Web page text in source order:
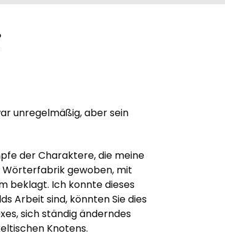
unregelmäßig, aber sein
der Charaktere, die meine
Wörterfabrik gewoben, mit
beklagt. Ich konnte dieses
Arbeit sind, könnten Sie dies
sich ständig änderndes
Knotens.